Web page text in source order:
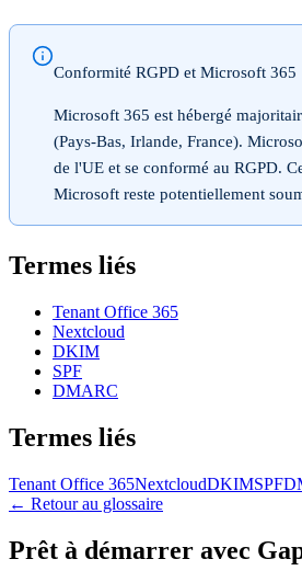
Conformité RGPD et Microsoft 365
Microsoft 365 est hébergé
(Pays-Bas, Irlande, France).
de l'UE et se conformé au RGPD.
Microsoft reste potentiellement
Termes liés
Tenant Office 365
Nextcloud
DKIM
SPF
DMARC
Termes liés
Tenant Office 365NextcloudDKIMSPF
← Retour au glossaire
Prêt à démarrer avec